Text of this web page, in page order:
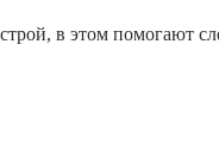
в этом помогают